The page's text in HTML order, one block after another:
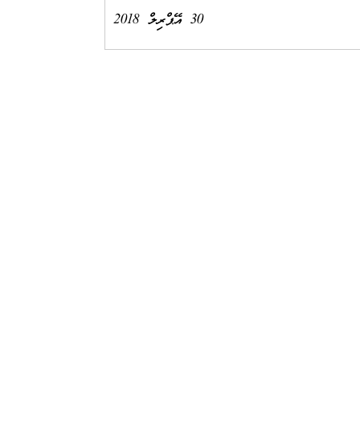
30 އޭޕްރިލް 2018